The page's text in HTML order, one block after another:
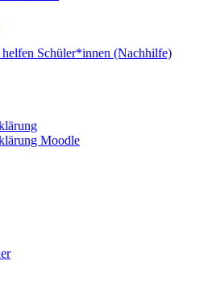
Schüler*innen (Nachhilfe)
Moodle